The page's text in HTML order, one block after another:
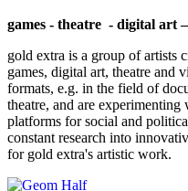
games - theatre - digital art
gold extra is a group of artists
games, digital art, theatre and
formats, e.g. in the field of
theatre, and are
platforms for social and
constant research into
for gold extra's artistic work.